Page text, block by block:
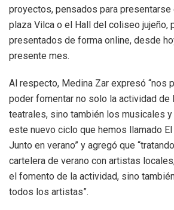
proyectos, pensados para presentarse
plaza Vilca o el Hall del coliseo jujeño,
presentados de forma online, desde
presente mes.
Al respecto, Medina Zar expresó “nos
poder fomentar no solo la actividad
teatrales, sino también los musicales
este nuevo ciclo que hemos llamado
Junto en verano” y agregó que
cartelera de verano con artistas
el fomento de la actividad, sino
todos los artistas”.